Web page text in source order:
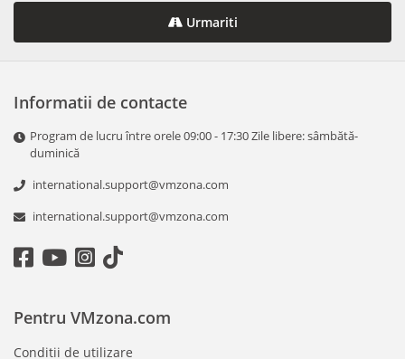
Urmariti
Informatii de contacte
Program de lucru între orele 09:00 - 17:30 Zile libere: sâmbătă-
duminică
international.support@vmzona.com
international.support@vmzona.com
Pentru VMzona.com
Conditii de utilizare